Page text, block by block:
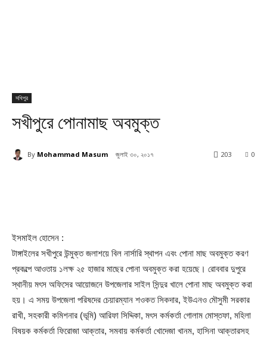
সখিপুর
সখীপুরে পোনামাছ অবমুক্ত
By Mohammad Masum জুলাই ৩০, ২০১৭ 0
203
ইসমাইল হোসেন :
টাঙ্গাইলের সখীপুরে উন্মুক্ত জলাশয়ে বিল নার্সারি স্থাপন এবং পোনা মাছ অবমুক্ত করণ
প্রকল্পে আওতায় ১লক্ষ ২৫ হাজার মাছের পোনা অবমুক্ত করা হয়েছে। রোববার দুপুরে
স্থানীয় মৎস অফিসের আয়োজনে উপজেলার সাইল সিন্দুর খালে পোনা মাছ অবমুক্ত করা
হয়। এ সময় উপজেলা পরিষদের চেয়ারম্যান শওকত সিকদার, ইউএনও মৌসুমী সরকার
রাখী, সহকারী কমিশনার (ভূমি) আরিফা সিদ্দিকা, মৎস কর্মকর্তা গোলাম মোস্তফা, মহিলা
বিষয়ক কর্মকর্তা ফিরোজা আক্তার, সমবায় কর্মকর্তা খোদেজা খানম, হাসিনা আক্তারসহ